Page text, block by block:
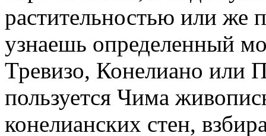
растительностью или же
узнаешь определенный
Тревизо, Конелиано или
пользуется Чима
конелианских стен,